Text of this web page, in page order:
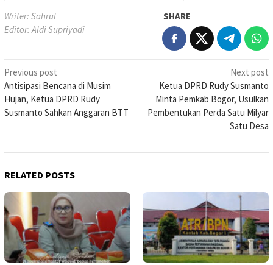
Writer: Sahrul
Editor: Aldi Supriyadi
SHARE
Post
navigation
Previous post
Antisipasi Bencana di Musim
Hujan, Ketua DPRD Rudy
Susmanto Sahkan Anggaran BTT
Next post
Ketua DPRD Rudy Susmanto
Minta Pemkab Bogor, Usulkan
Pembentukan Perda Satu Milyar
Satu Desa
RELATED POSTS